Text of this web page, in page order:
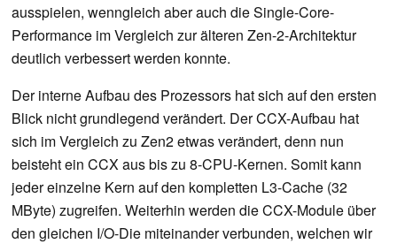
ausspielen, wenngleich aber auch die Single-Core-
Performance im Vergleich zur älteren Zen-2-Architektur
deutlich verbessert werden konnte.
Der interne Aufbau des Prozessors hat sich auf den ersten
Blick nicht grundlegend verändert. Der CCX-Aufbau hat
sich im Vergleich zu Zen2 etwas verändert, denn nun
beisteht ein CCX aus bis zu 8-CPU-Kernen. Somit kann
jeder einzelne Kern auf den kompletten L3-Cache (32
MByte) zugreifen. Weiterhin werden die CCX-Module über
den gleichen I/O-Die miteinander verbunden, welchen wir